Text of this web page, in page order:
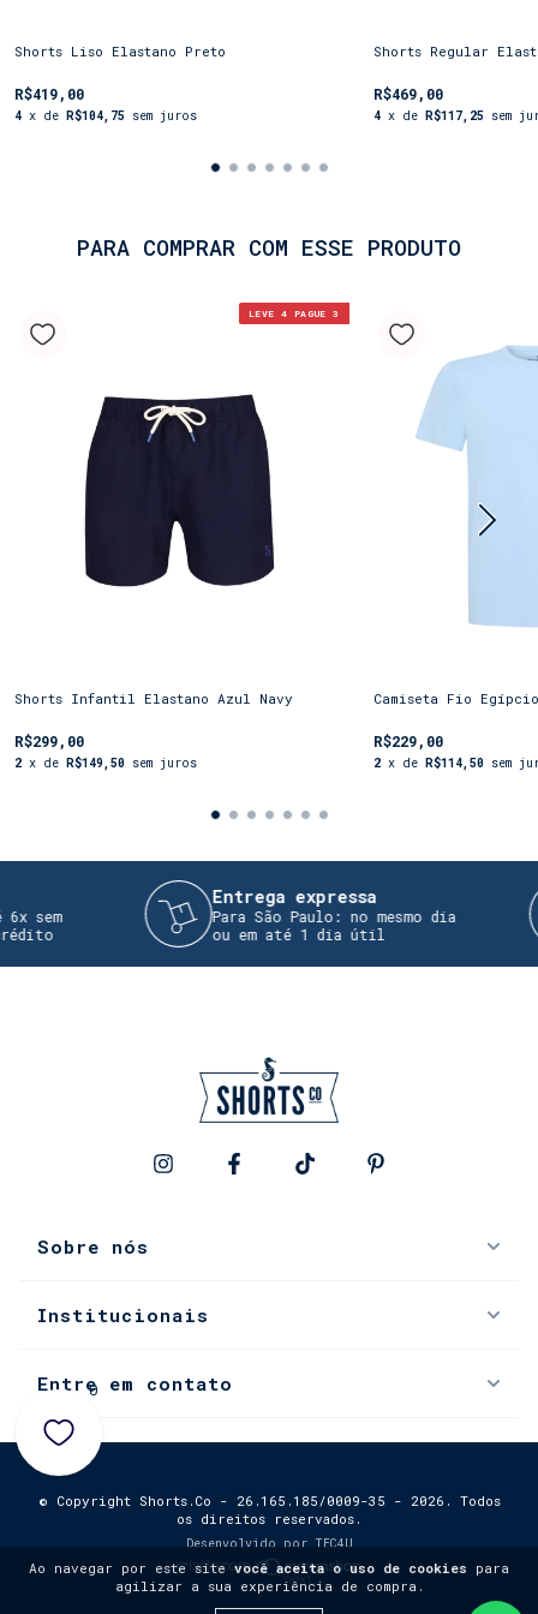
Ao navegar por este sitevocê aceita o uso de cookies para
agilizar a sua experiência de compra.
Shorts Liso Elastano Preto
R$419,00
4 x de R$104,75 sem juros
Shorts Regular
R$469,00
4 x de R$117,25 sem
PARA COMPRAR COM ESSE PRODUTO
LEVE 4 PAGUE 3
Shorts Infantil Elastano Azul Navy
R$299,00
2 x de R$149,50 sem juros
Camiseta Fio
R$229,00
2 x de R$114,50 sem
Entrega expressa
Para São Paulo: no mesmo dia
ou em até 1 dia útil
Sobre nós
Institucionais
Entre em contato
© Copyright Shorts.Co - 26.165.185/0009-35 - 2026. Todos
os direitos reservados.
Desenvolvido por TEC4U
0